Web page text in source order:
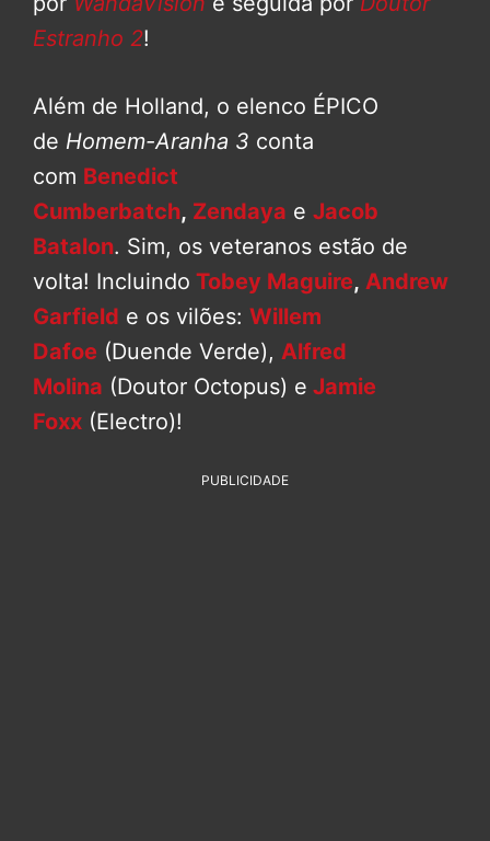
Estranho 2!
Além de Holland, o elenco ÉPICO
de Homem-Aranha 3 conta
com Benedict
Cumberbatch, Zendaya e Jacob
Batalon. Sim, os veteranos estão de
volta! Incluindo Tobey Maguire, Andrew
Garfield e os vilões: Willem
Dafoe (Duende Verde), Alfred
Molina (Doutor Octopus) e Jamie
Foxx (Electro)!
PUBLICIDADE